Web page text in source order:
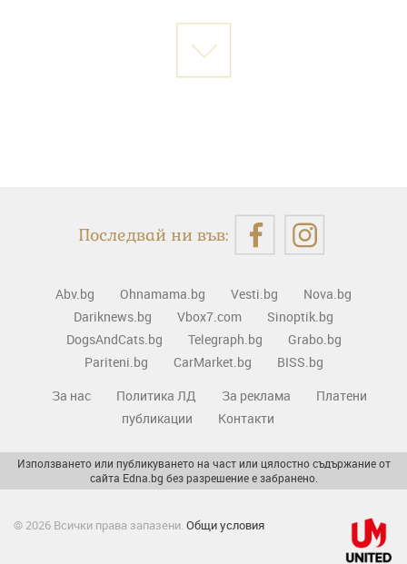
Последвай ни във:
Abv.bg Ohnamama.bg Vesti.bg
Nova.bg
Dariknews.bg
Vbox7.com
Sinoptik.bg
DogsAndCats.bg
Telegraph.bg
Grabo.bg
Pariteni.bg
CarMarket.bg
BISS.bg
За нас
Политика ЛД За реклама
Платени
публикации
Контакти
Използването или публикуването на част или цялостно съдържание от
сайта Edna.bg без разрешение е забранено.
© 2026 Всички права запазени. Общи условия